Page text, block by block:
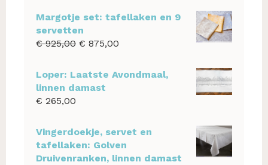
Margotje set: tafellaken en 9
servetten
€925,00 Oorspronkelijke
was:
€ 925,00.
€ 875,00
Loper: Laatste Avondmaal,
linnen damast
€ 265,00
Vingerdoekje, servet en
tafellaken: Golven
Druivenranken, linnen damast